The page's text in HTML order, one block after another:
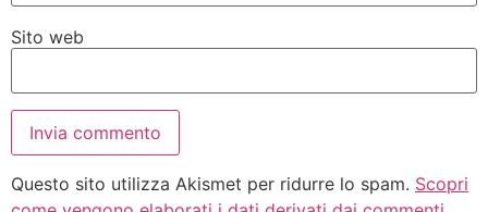
Sito web
Questo sito utilizza Akismet per ridurre lo spam. Scopri